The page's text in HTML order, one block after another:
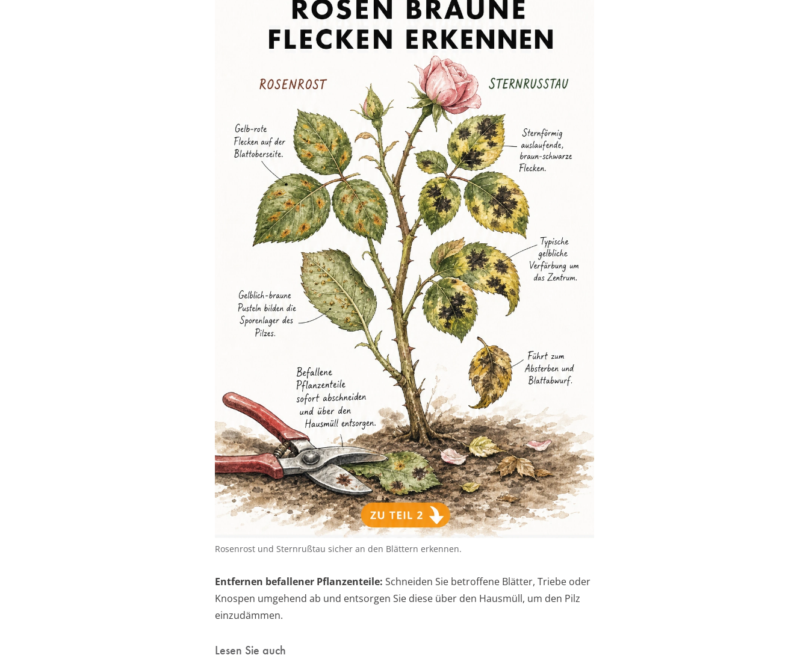
Rosenrost und Sternrußtau sicher an den Blättern erkennen.
Entfernen befallener Pflanzenteile: Schneiden Sie betroffene Blätter, Triebe oder
Knospen umgehend ab und entsorgen Sie diese über den Hausmüll, um den Pilz
einzudämmen.
Lesen Sie auch